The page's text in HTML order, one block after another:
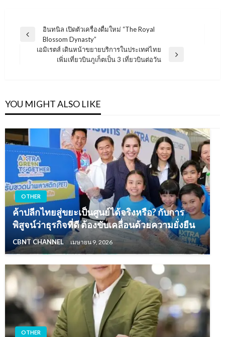
แนะแนว
Previous
อินทนิล เปิดตัวเครื่องดื่มใหม่ “The Royal
Blossom Dynasty”
เอมิเรตส์ เดินหน้าขยายบริการในประเทศไทย
เพิ่มเที่ยวบินภูเก็ตเป็น 3 เที่ยวบินต่อวัน
YOU MIGHT ALSO LIKE
OTHER
ค้าปลีกไทยสู่ขยะเป็นศูนย์ได้จริงหรือ? กับการ
พิสูจน์ว่าธุรกิจที่ดี ต้องขับเคลื่อนด้วยความยั่งยืน
CBNT CHANNEL เมษายน 9, 2026
OTHER